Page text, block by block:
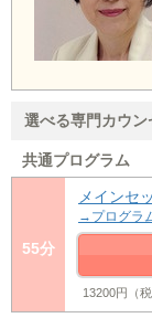
選べる専門カウ
共通プログラム
55分
メインセ
→プログラ
13200円（税